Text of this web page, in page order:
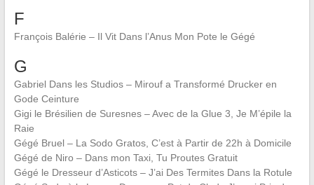
F
François Balérie – Il Vit Dans l’Anus Mon Pote le Gégé
G
Gabriel Dans les Studios – Mirouf a Transformé Drucker en
Gode Ceinture
Gigi le Brésilien de Suresnes – Avec de la Glue 3, Je M’épile la
Raie
Gégé Bruel – La Sodo Gratos, C’est à Partir de 22h à Domicile
Gégé de Niro – Dans mon Taxi, Tu Proutes Gratuit
Gégé le Dresseur d’Asticots – J’ai Des Termites Dans la Rotule